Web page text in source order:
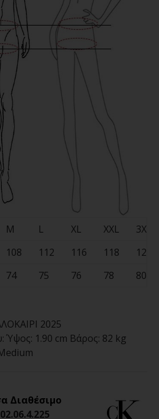
M L XL XXL
3XL
108 112 116 118
120
74 75 76 78 80
2025
Ύψος: 1.90 cm Βάρος: 82 kg
Διαθέσιμο
02.06.4.225